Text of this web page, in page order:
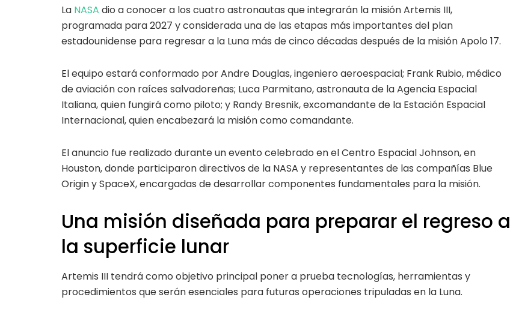
La NASA dio a conocer a los cuatro astronautas que integrarán la misión Artemis III,
programada para 2027 y considerada una de las etapas más importantes del plan
estadounidense para regresar a la Luna más de cinco décadas después de la misión Apolo 17.
El equipo estará conformado por Andre Douglas, ingeniero aeroespacial; Frank Rubio, médico
de aviación con raíces salvadoreñas; Luca Parmitano, astronauta de la Agencia Espacial
Italiana, quien fungirá como piloto; y Randy Bresnik, excomandante de la Estación Espacial
Internacional, quien encabezará la misión como comandante.
El anuncio fue realizado durante un evento celebrado en el Centro Espacial Johnson, en
Houston, donde participaron directivos de la NASA y representantes de las compañías Blue
Origin y SpaceX, encargadas de desarrollar componentes fundamentales para la misión.
Una misión diseñada para preparar el regreso a
la superficie lunar
Artemis III tendrá como objetivo principal poner a prueba tecnologías, herramientas y
procedimientos que serán esenciales para futuras operaciones tripuladas en la Luna.